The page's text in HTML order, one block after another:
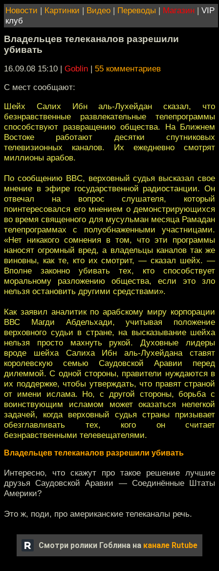
Новости | Картинки | Видео | Переводы | Магазин | VIP
клуб
Владельцев телеканалов разрешили
убивать
16.09.08 15:10 | Goblin | 55 комментариев
С мест сообщают:
Шейх Салих Ибн аль-Лухейдан сказал, что
безнравственные развлекательные телепрограммы
способствуют развращению общества. На Ближнем
Востоке работают десятки спутниковых
телевизионных каналов. Их ежедневно смотрят
миллионы арабов.
По сообщению BBC, верховный судья высказал свое
мнение в эфире государственной радиостанции. Он
отвечал на вопрос слушателя, который
поинтересовался его мнением о демонстрирующихся
во время священного для мусульман месяца Рамадан
телепрограммах с полуобнаженными участницами.
«Нет никакого сомнения в том, что эти программы
наносят огромный вред, а владельцы каналов так же
виновны, как те, кто их смотрит, — сказал шейх. —
Вполне законно убивать тех, кто способствует
моральному разложению общества, если это зло
нельзя остановить другими средствами».
Как заявил аналитик по арабскому миру корпорации
ВВС Магди Абдельхади, учитывая положение
верховного судьи в стране, на высказывание шейха
нельзя просто махнуть рукой. Духовные лидеры
вроде шейха Салиха Ибн аль-Лухейдана ставят
королевскую семью Саудовской Аравии перед
дилеммой. С одной стороны, правители нуждаются в
их поддержке, чтобы утверждать, что правят страной
от имени ислама. Но, с другой стороны, борьба с
воинствующим исламом может оказаться нелегкой
задачей, когда верховный судья страны призывает
обезглавливать тех, кого он считает
безнравственными телевещателями.
Владельцев телеканалов разрешили убивать
Интересно, что скажут про такое решение лучшие
друзья Саудовской Аравии — Соединённые Штаты
Америки?
Это ж, поди, про американские телеканалы речь.
Смотри ролики Гоблина на канале Rutube